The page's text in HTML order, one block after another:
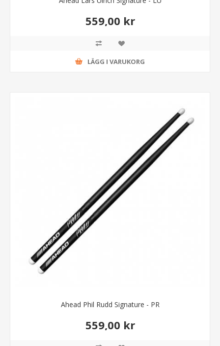
559,00 kr
LÄGG I VARUKORG
Ahead Phil Rudd Signature - PR
559,00 kr